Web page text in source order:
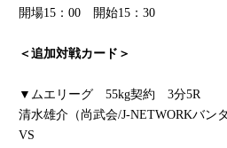
開場15：00 開始15：30
＜追加対戦カード＞
▼ムエリーグ 55kg契約 3分5R
清水雄介（尚武会/J-NETWORKバン
VS